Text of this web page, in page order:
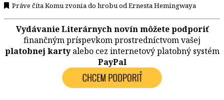
Práve číta Komu zvonia do hrobu od Ernesta Hemingwaya
Vydávanie Literárnych novín môžete podporiť
finančným príspevkom prostredníctvom vašej
platobnej kartyalebo cez internetový platobný systém
PayPal